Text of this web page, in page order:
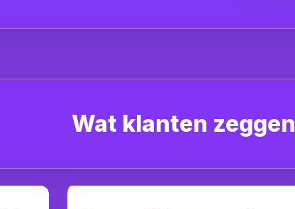
Wat klanten zeggen